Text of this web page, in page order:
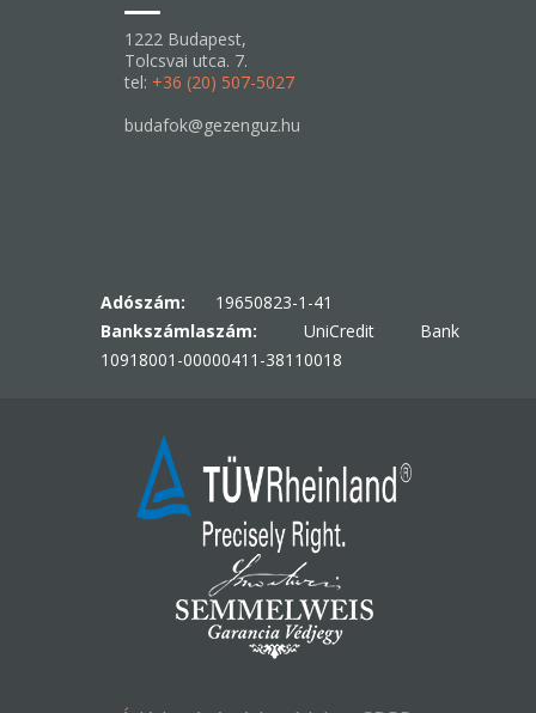
1222 Budapest,
Tolcsvai utca. 7.
tel: +36 (20) 507-5027
budafok@gezenguz.hu
Adószám: 19650823-1-41
Bankszámlaszám: UniCredit Bank
10918001-00000411-38110018